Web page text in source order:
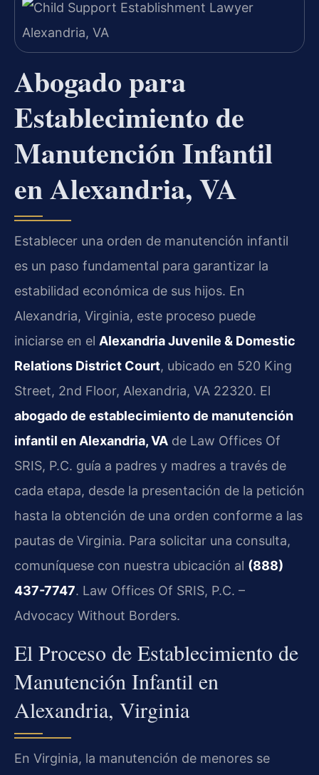
Abogado para
Establecimiento de
Manutención Infantil
en Alexandria, VA
Establecer una orden de manutención infantil
es un paso fundamental para garantizar la
estabilidad económica de sus hijos. En
Alexandria, Virginia, este proceso puede
iniciarse en el Alexandria Juvenile & Domestic
Relations District Court, ubicado en 520 King
Street, 2nd Floor, Alexandria, VA 22320. El
abogado de establecimiento de manutención
infantil en Alexandria, VA de Law Offices Of
SRIS, P.C. guía a padres y madres a través de
cada etapa, desde la presentación de la petición
hasta la obtención de una orden conforme a las
pautas de Virginia. Para solicitar una consulta,
comuníquese con nuestra ubicación al (888)
437-7747. Law Offices Of SRIS, P.C. –
Advocacy Without Borders.
El Proceso de Establecimiento de
Manutención Infantil en
Alexandria, Virginia
En Virginia, la manutención de menores se